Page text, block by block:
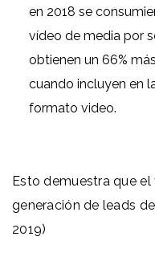
en 2018 se
vídeo de media por
obtienen un 66%
cuando incluyen en
formato video.
Esto demuestra que
generación de leads
2019)